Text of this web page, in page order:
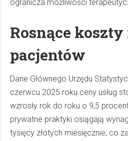
ogranicza możliwości
Rosnące
pacjentów
Dane Głównego Urzędu
czerwcu 2025 roku ceny usług
wzrosły rok do roku o 9,5
prywatne praktyki osiągają
tysięcy złotych miesięcznie, co